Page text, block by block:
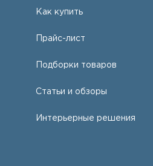
Как купить
Прайс-лист
Подборки товаров
Статьи и обзоры
Интерьерные решения